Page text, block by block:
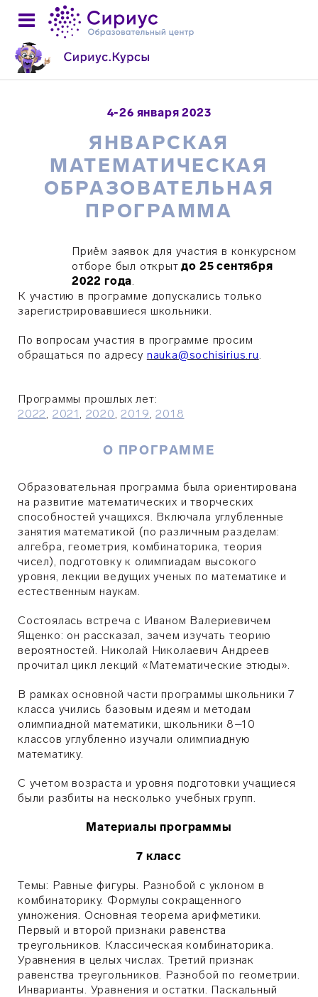
4-26 января 2023
ЯНВАРСКАЯ
МАТЕМАТИЧЕСКАЯ
ОБРАЗОВАТЕЛЬНАЯ
ПРОГРАММА
Приём заявок для участия в конкурсном
отборе был открыт до 25 сентября
2022 года.
К участию в программе допускались только
зарегистрировавшиеся школьники.
По вопросам участия в программе просим
обращаться по адресу nauka@sochisirius.ru.
Программы прошлых лет:
2022, 2021, 2020,2019,2018
О ПРОГРАММЕ
Образовательная программа была ориентирована
на развитие математических и творческих
способностей учащихся. Включала углубленные
занятия математикой (по различным разделам:
алгебра, геометрия, комбинаторика, теория
чисел), подготовку к олимпиадам высокого
уровня, лекцииведущих ученыхпо математике и
естественным наукам.
Состоялась встреча с Иваном Валериевичем
Ященко: он рассказал, зачем изучать теорию
вероятностей. Николай Николаевич Андреев
прочитал цикл лекций «Математические этюды».
В рамках основной части программы школьники 7
класса учились базовым идеям и методам
олимпиадной математики, школьники 8–10
классов углубленно изучали олимпиадную
математику.
С учетом возраста и уровня подготовки учащиеся
были разбиты на несколько учебных групп.
Материалы программы
7 класс
Темы: Равные фигуры. Разнобой с уклоном в
комбинаторику. Формулы сокращенного
умножения. Основная теорема арифметики.
Первый и второй признаки равенства
треугольников. Классическая комбинаторика.
Уравнения в целых числах. Третий признак
равенства треугольников. Разнобой по геометрии.
Инварианты. Уравнения и остатки. Паскальный